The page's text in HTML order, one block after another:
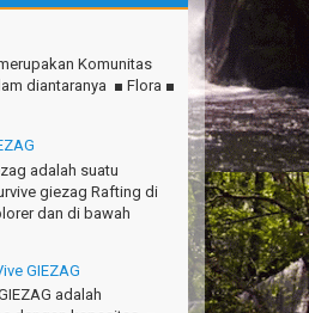
Komunitas
diantaranya ■ Flora ■
adalah suatu
giezag Rafting di
dan di bawah
GIEZAG
adalah